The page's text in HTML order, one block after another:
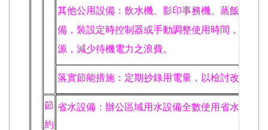
其他公用設備：飲水機、影印事務機、蒸飯箱等
備，裝設定時控制器或手動調整使用時間，於非
源，減少待機電力之浪費。
落實節能措施：定期抄錄用電量，以檢討改善用
節
約
省水設備：辦公區域用水設備全數使用省水產品